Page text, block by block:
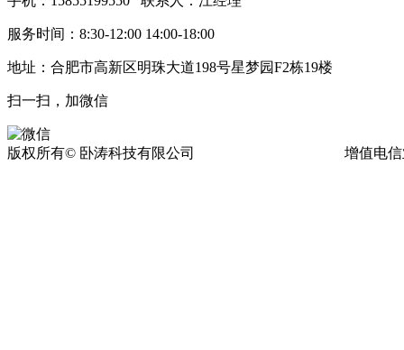
服务时间：8:30-12:00 14:00-18:00
地址：合肥市高新区明珠大道198号星梦园F2栋19楼
扫一扫，加微信
版权所有© 卧涛科技有限公司 增值电